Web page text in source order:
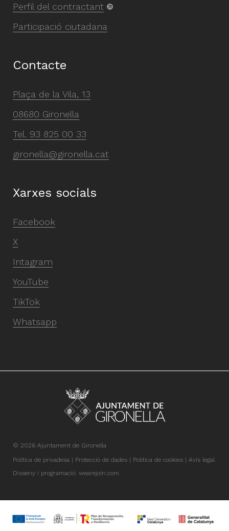
Perfil del contractant
Participació ciutadana
Contacte
Plaça de la Vila, 13
08680 Gironella
Tel. 93 825 00 33
gironella@gironella.cat
Xarxes socials
Facebook
X
Intagram
YouTube
TikTok
Whatsapp
© 2026 Ajuntament de Gironella
Política de privadesa
Protecció de dades Política de cookies
Avís legal
Disseny i programació: wearejoin.com